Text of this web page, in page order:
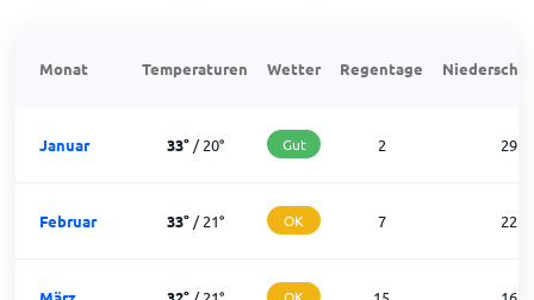
Monat Temperaturen Wetter Regentage
Januar 33°/20° Gut 2 29
Februar 33°/21° OK 7 22
OK